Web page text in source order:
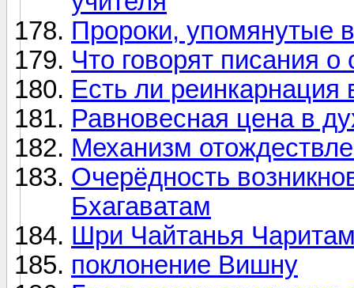
Пророки, упомянутые
Что говорят писания о
Есть ли реинкарнация
Равновесная цена в
Механизм
Очерёдность
Бхагаватам
Шри Чайтанья
поклонение Вишну